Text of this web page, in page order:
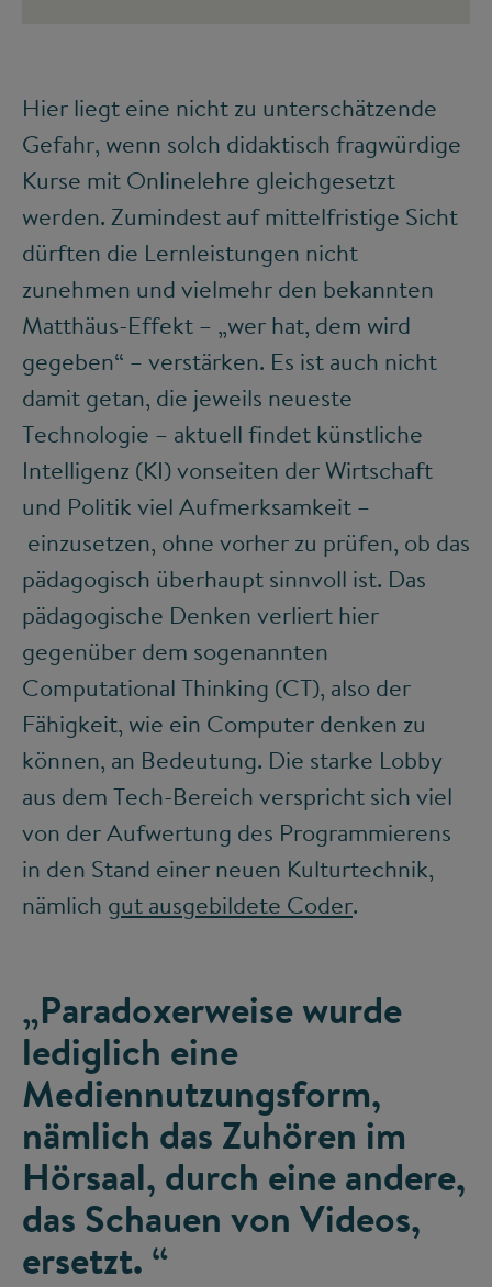
Hier liegt eine nicht zu unterschätzende
Gefahr, wenn solch didaktisch fragwürdige
Kurse mit Onlinelehre gleichgesetzt
werden. Zumindest auf mittelfristige Sicht
dürften die Lernleistungen nicht
zunehmen und vielmehr den bekannten
Matthäus-Effekt – „wer hat, dem wird
gegeben“ – verstärken. Es ist auch nicht
damit getan, die jeweils neueste
Technologie – aktuell findet künstliche
Intelligenz (KI) vonseiten der Wirtschaft
und Politik viel Aufmerksamkeit –
einzusetzen, ohne vorher zu prüfen, ob das
pädagogisch überhaupt sinnvoll ist. Das
pädagogische Denken verliert hier
gegenüber dem sogenannten
Computational Thinking (CT), also der
Fähigkeit, wie ein Computer denken zu
können, an Bedeutung. Die starke Lobby
aus dem Tech-Bereich verspricht sich viel
von der Aufwertung des Programmierens
in den Stand einer neuen Kulturtechnik,
nämlich gut ausgebildete Coder.
„Paradoxerweise wurde
lediglich eine
Mediennutzungsform,
nämlich das Zuhören im
Hörsaal, durch eine andere,
das Schauen von Videos,
ersetzt. “